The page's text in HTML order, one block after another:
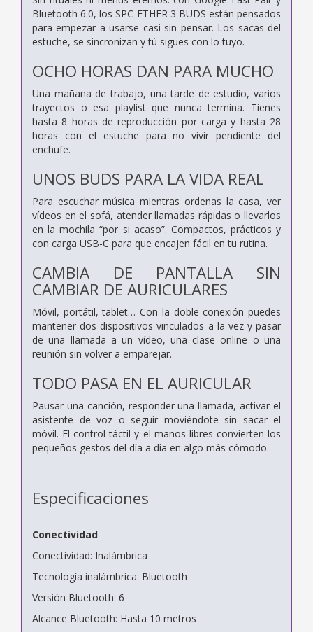
Bluetooth 6.0, los SPC ETHER 3 BUDS están pensados
para empezar a usarse casi sin pensar. Los sacas del
estuche, se sincronizan y tú sigues con lo tuyo.
OCHO HORAS DAN PARA MUCHO
Una mañana de trabajo, una tarde de estudio, varios
trayectos o esa playlist que nunca termina. Tienes
hasta 8 horas de reproducción por carga y hasta 28
horas con el estuche para no vivir pendiente del
enchufe.
UNOS BUDS PARA LA VIDA REAL
Para escuchar música mientras ordenas la casa, ver
vídeos en el sofá, atender llamadas rápidas o llevarlos
en la mochila “por si acaso”. Compactos, prácticos y
con carga USB-C para que encajen fácil en tu rutina.
CAMBIA DE PANTALLA SIN
CAMBIAR DE AURICULARES
Móvil, portátil, tablet… Con la doble conexión puedes
mantener dos dispositivos vinculados a la vez y pasar
de una llamada a un vídeo, una clase online o una
reunión sin volver a emparejar.
TODO PASA EN EL AURICULAR
Pausar una canción, responder una llamada, activar el
asistente de voz o seguir moviéndote sin sacar el
móvil. El control táctil y el manos libres convierten los
pequeños gestos del día a día en algo más cómodo.
Especificaciones
Conectividad
Conectividad: Inalámbrica
Tecnología inalámbrica: Bluetooth
Versión Bluetooth: 6
Alcance Bluetooth: Hasta 10 metros